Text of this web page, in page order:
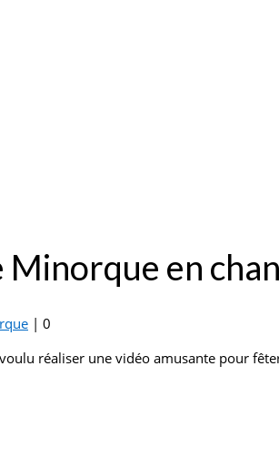
Minorque en
| 0
réaliser une vidéo amusante pour